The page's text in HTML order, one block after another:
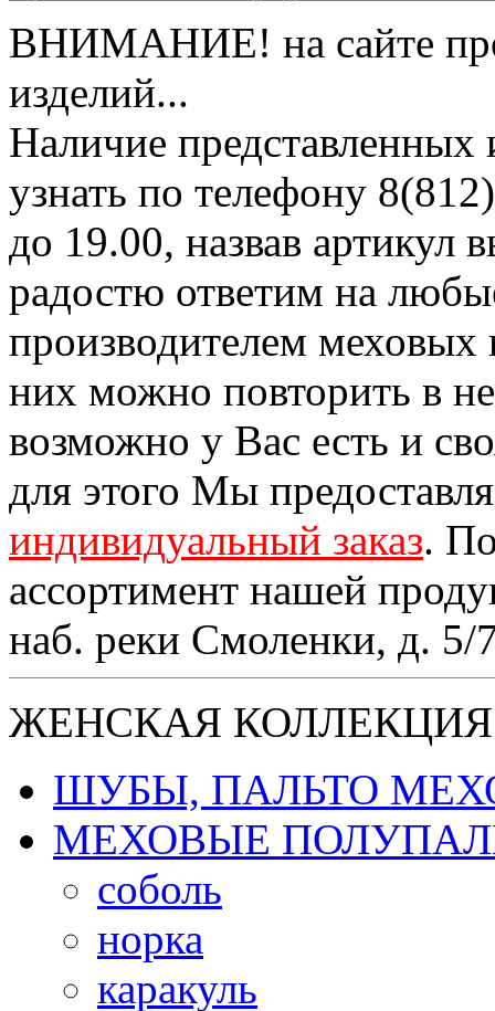
ВНИМАНИЕ! на сайте
изделий...
Наличие
узнать по телефону
до 19.00, назвав
радостю ответим на
производителем
них можно повторить в
возможно у Вас есть и
для этого Мы
индивидуальный заказ.
ассортимент нашей
наб. реки Смоленки, д. 5/
ЖЕНСКАЯ КОЛЛЕКЦИЯ
ШУБЫ, ПАЛЬТО
МЕХОВЫЕ
соболь
норка
каракуль